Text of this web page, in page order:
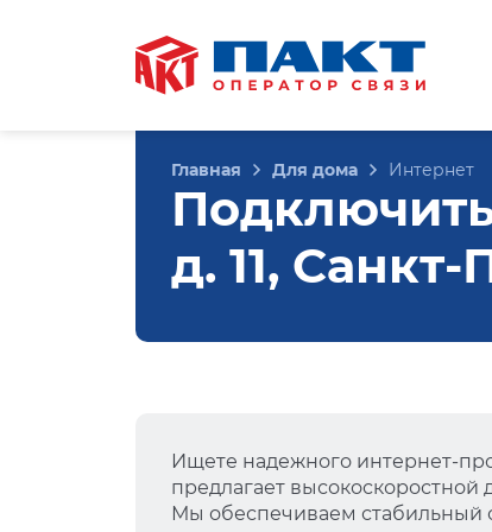
Главная Для дома Интернет
д. 11,
Ищете надежного интернет-
предлагает
Мы обеспечиваем стабильный